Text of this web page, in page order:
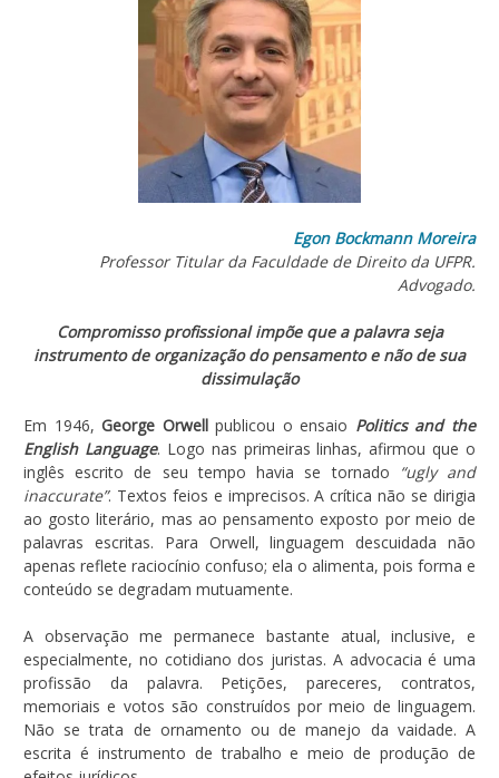
Egon Bockmann Moreira
Professor Titular da Faculdade de Direito da UFPR.
Advogado.
Compromisso profissional impõe que a palavra seja
instrumento de organização do pensamento e não de sua
dissimulação
Em 1946,George Orwellpublicou o ensaio Politics and the
English Language. Logo nas primeiras linhas, afirmou que o
inglês escrito de seu tempo havia se tornado
“ugly and
inaccurate”. Textos feios e imprecisos. A crítica não se dirigia
ao gosto literário, mas ao pensamento exposto por meio de
palavras escritas. Para Orwell, linguagem descuidada não
apenas reflete raciocínio confuso; ela o alimenta, pois forma e
conteúdo se degradam mutuamente.
A observação me permanece bastante atual, inclusive, e
especialmente, no cotidiano dos juristas. A advocacia é uma
profissão da palavra. Petições, pareceres, contratos,
memoriais e votos são construídos por meio de linguagem.
Não se trata de ornamento ou de manejo da vaidade. A
escrita é instrumento de trabalho e meio de produção de